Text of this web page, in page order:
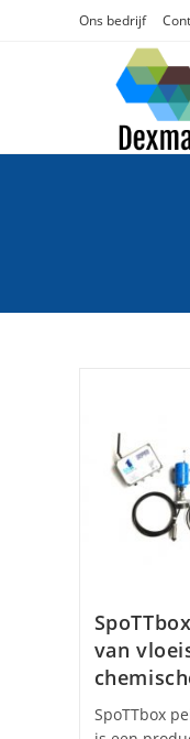
Ons bedrijf
van
SpoTTbox